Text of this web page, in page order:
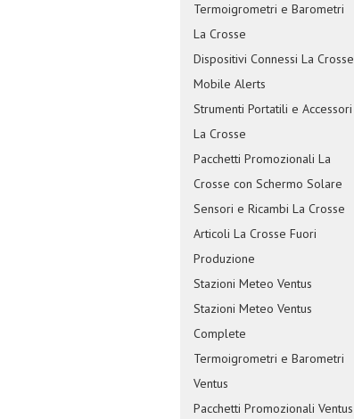
Termoigrometri e Barometri
La Crosse
Dispositivi Connessi La Crosse
Mobile Alerts
Strumenti Portatili e Accessori
La Crosse
Pacchetti Promozionali La
Crosse con Schermo Solare
Sensori e Ricambi La Crosse
Articoli La Crosse Fuori
Produzione
Stazioni Meteo Ventus
Stazioni Meteo Ventus
Complete
Termoigrometri e Barometri
Ventus
Pacchetti Promozionali Ventus